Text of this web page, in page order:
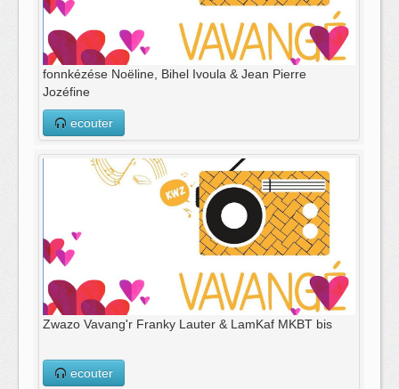
fonnkézése Noëline, Bihel Ivoula & Jean Pierre
Jozéfine
ecouter
Zwazo Vavang'r Franky Lauter & LamKaf MKBT bis
ecouter